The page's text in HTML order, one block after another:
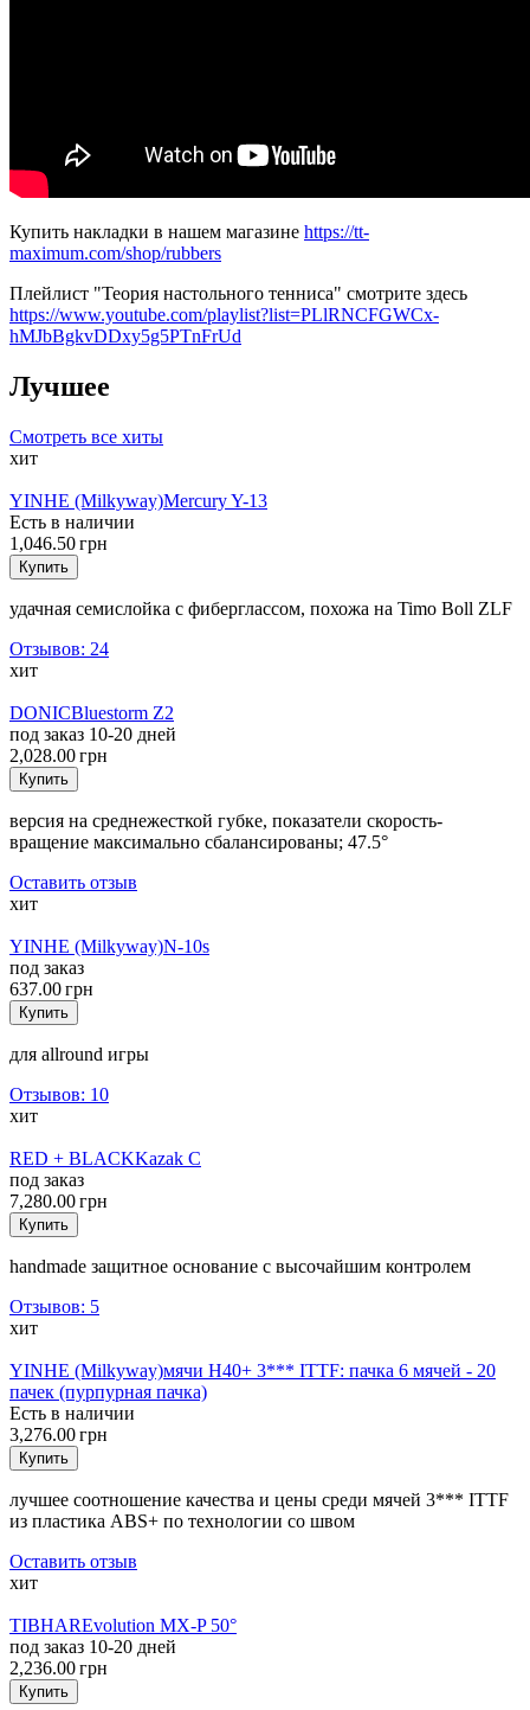
Купить накладки в нашем магазине https://tt-
maximum.com/shop/rubbers
Плейлист "Теория настольного тенниса" смотрите здесь
https://www.youtube.com/playlist?list=PLlRNCFGWCx-
hMJbBgkvDDxy5g5PTnFrUd
Лучшее
Смотреть все хиты
хит
YINHE (Milkyway)Mercury Y-13
Есть в наличии
1,046.50 грн
Купить
удачная семислойка с фиберглассом, похожа на Timo Boll ZLF
Отзывов: 24
хит
DONICBluestorm Z2
под заказ 10-20 дней
2,028.00 грн
Купить
версия на среднежесткой губке, показатели скорость-
вращение максимально сбалансированы; 47.5°
Оставить отзыв
хит
YINHE (Milkyway)N-10s
под заказ
637.00 грн
Купить
для allround игры
Отзывов: 10
хит
RED + BLACKKazak C
под заказ
7,280.00 грн
Купить
handmade защитное основание с высочайшим контролем
Отзывов: 5
хит
YINHE (Milkyway)мячи H40+ 3*** ITTF: пачка 6 мячей - 20
пачек (пурпурная пачка)
Есть в наличии
3,276.00 грн
Купить
лучшее соотношение качества и цены среди мячей 3*** ITTF
из пластика ABS+ по технологии со швом
Оставить отзыв
хит
TIBHAREvolution MX-P 50°
под заказ 10-20 дней
2,236.00 грн
Купить